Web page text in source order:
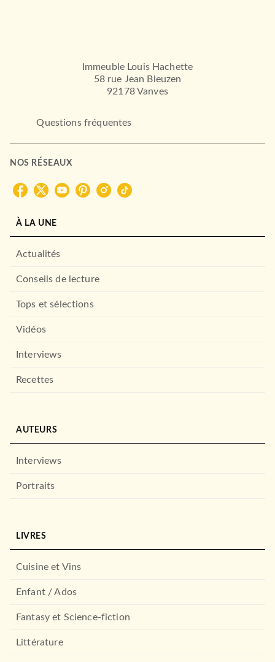
Immeuble Louis Hachette
58 rue Jean Bleuzen
92178 Vanves
Questions fréquentes
NOS RÉSEAUX
À LA UNE
Actualités
Conseils de lecture
Tops et sélections
Vidéos
Interviews
Recettes
AUTEURS
Interviews
Portraits
LIVRES
Cuisine et Vins
Enfant / Ados
Fantasy et Science-fiction
Littérature